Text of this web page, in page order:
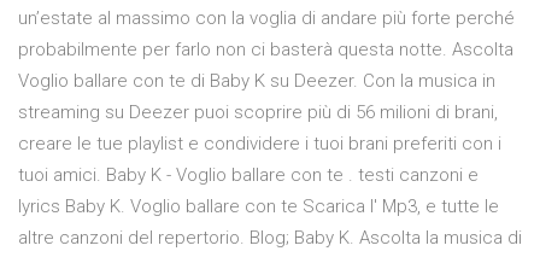
un’estate al massimo con la voglia di andare più forte perché
probabilmente per farlo non ci basterà questa notte. Ascolta
Voglio ballare con te di Baby K su Deezer. Con la musica in
streaming su Deezer puoi scoprire più di 56 milioni di brani,
creare le tue playlist e condividere i tuoi brani preferiti con i
tuoi amici. Baby K - Voglio ballare con te . testi canzoni e
lyrics Baby K. Voglio ballare con te Scarica l' Mp3, e tutte le
altre canzoni del repertorio. Blog; Baby K. Ascolta la musica di